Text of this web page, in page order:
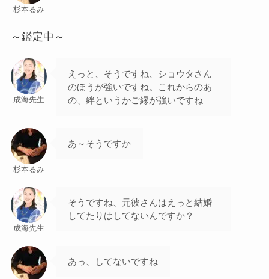
杉本るみ
～鑑定中～
成海先生
えっと、そうですね、ショウタさん
のほうが強いですね。これからのあ
の、絆というかご縁が強いですね
杉本るみ
あ～そうですか
成海先生
そうですね、元彼さんはえっと結婚
してたりはしてないんですか？
あっ、してないですね